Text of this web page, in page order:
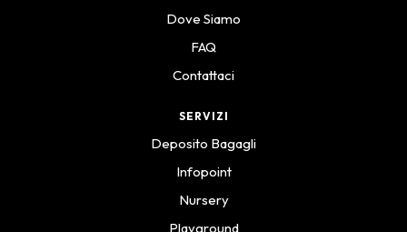
Dove Siamo
FAQ
Contattaci
SERVIZI
Deposito Bagagli
Infopoint
Nursery
Playground